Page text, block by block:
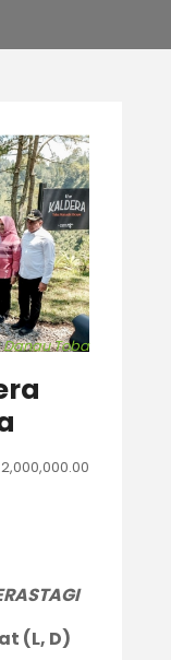
Toba
(L, D)